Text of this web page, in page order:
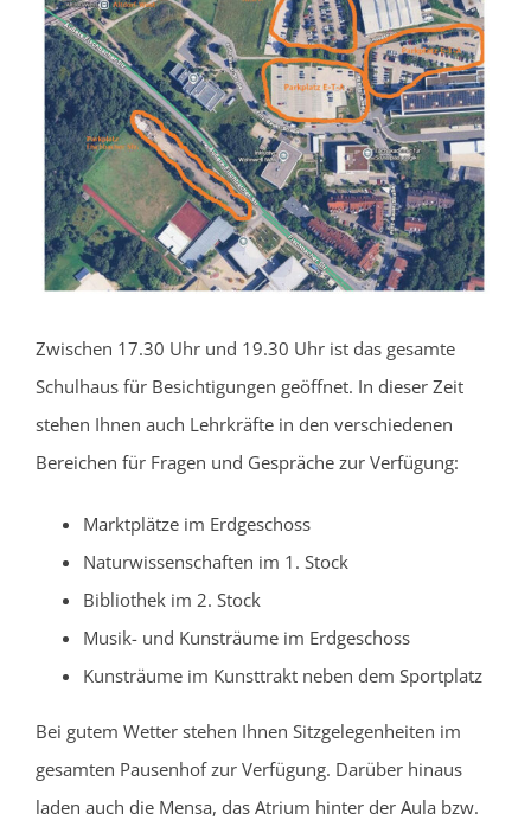
Zwischen 17.30 Uhr und 19.30 Uhr ist das gesamte
Schulhaus für Besichtigungen geöffnet. In dieser Zeit
stehen Ihnen auch Lehrkräfte in den verschiedenen
Bereichen für Fragen und Gespräche zur Verfügung:
Marktplätze im Erdgeschoss
Naturwissenschaften im 1. Stock
Bibliothek im 2. Stock
Musik- und Kunsträume im Erdgeschoss
Kunsträume im Kunsttrakt neben dem Sportplatz
Bei gutem Wetter stehen Ihnen Sitzgelegenheiten im
gesamten Pausenhof zur Verfügung. Darüber hinaus
laden auch die Mensa, das Atrium hinter der Aula bzw.